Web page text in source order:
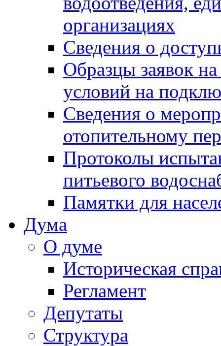
организациях
Сведения о
Образцы заявок
условий на
Сведения о
отопительному
Протоколы
питьевого
Памятки для
Дума
О думе
Историческая
Регламент
Депутаты
Структура